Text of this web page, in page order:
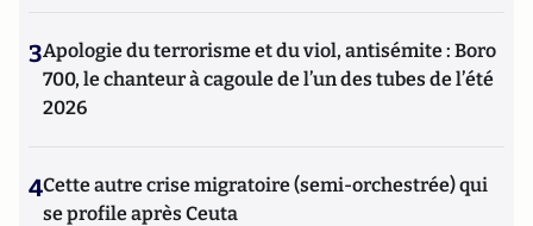
3Apologie du terrorisme et du viol, antisémite : Boro
700, le chanteur à cagoule de l’un des tubes de l’été
2026
4Cette autre crise migratoire (semi-orchestrée) qui
se profile après Ceuta